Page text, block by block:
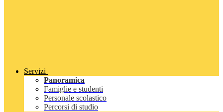
Servizi
Panoramica
Famiglie e studenti
Personale scolastico
Percorsi di studio